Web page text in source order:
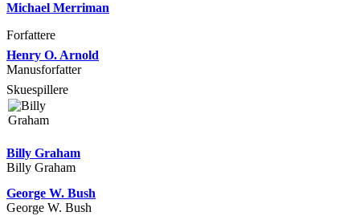
Michael Merriman
Forfattere
Henry O. Arnold
Manusforfatter
Skuespillere
Billy Graham
Billy Graham
George W. Bush
George W. Bush